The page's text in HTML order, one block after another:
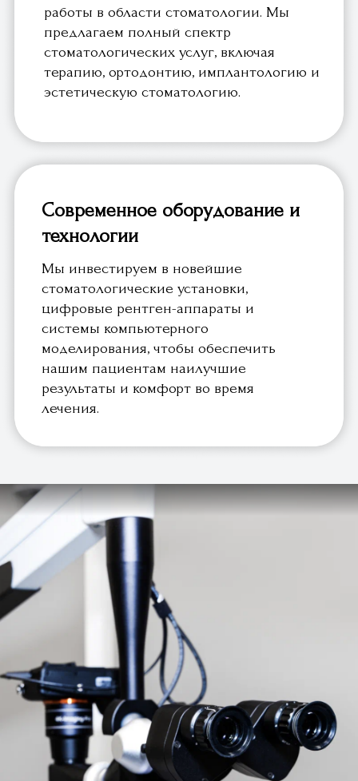
цифровые рентген-аппараты и
системы компьютерного
моделирования, чтобы обеспечить
нашим пациентам наилучшие
результаты и комфорт во время
лечения.
удаление нерва
зуба
удаление лунки зуба
профессиональная гигиена
Эстетика клиники в